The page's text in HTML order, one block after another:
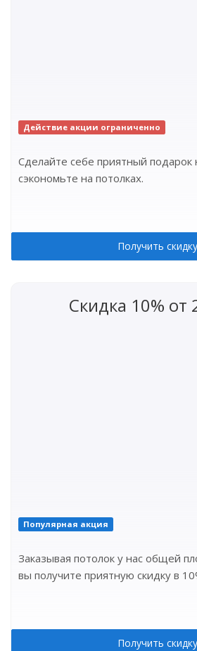
Действие акции ограниченно
Сделайте себе приятный подарок
сэкономьте на потолках.
Получить скидку
Скидка 10% от
Популярная акция
Заказывая потолок у нас общей
вы получите приятную скидку в
Получить скидку